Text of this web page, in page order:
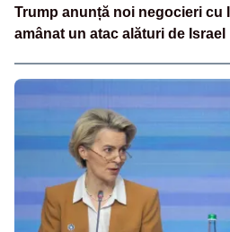
Trump anunță noi negocieri cu
amânat un atac alături de Israel